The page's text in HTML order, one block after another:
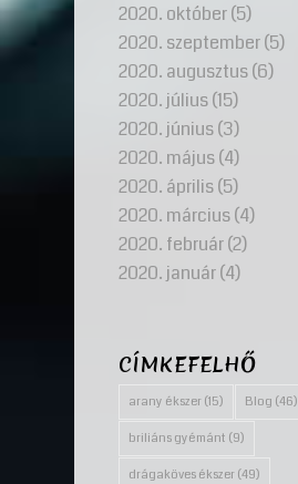
2020. október(5)
2020. szeptember(5)
2020. augusztus(6)
2020. július(15)
2020. június(3)
2020. május(4)
2020. április(5)
2020. március(4)
2020. február(2)
2020. január(4)
CÍMKEFELHŐ
arany ékszer (15) Blog (46)
briliáns gyémánt (9)
drágaköves ékszer (49)